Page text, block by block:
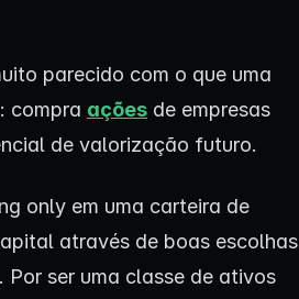
parecido com o que uma
compra ações de empresas
de valorização futuro.
only em uma carteira de
através de boas escolhas
ser uma classe de ativos